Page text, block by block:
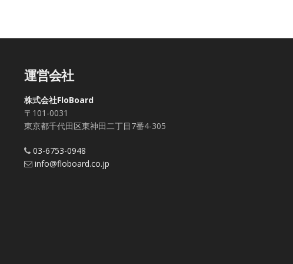
運営会社
株式会社FloBoard
〒101-0031
東京都千代田区東神田二丁目7番4-305
03-6753-0948
info@floboard.co.jp